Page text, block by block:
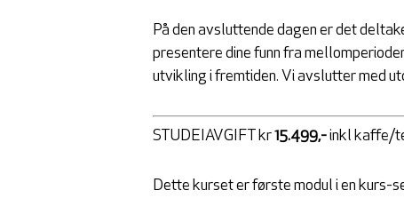
På den avsluttende dagen er det
presentere dine funn fra
utvikling i fremtiden. Vi avslutter med
STUDEIAVGIFT kr15.499,-inkl kaffe/
Dette kurset er første modul i en kurs-